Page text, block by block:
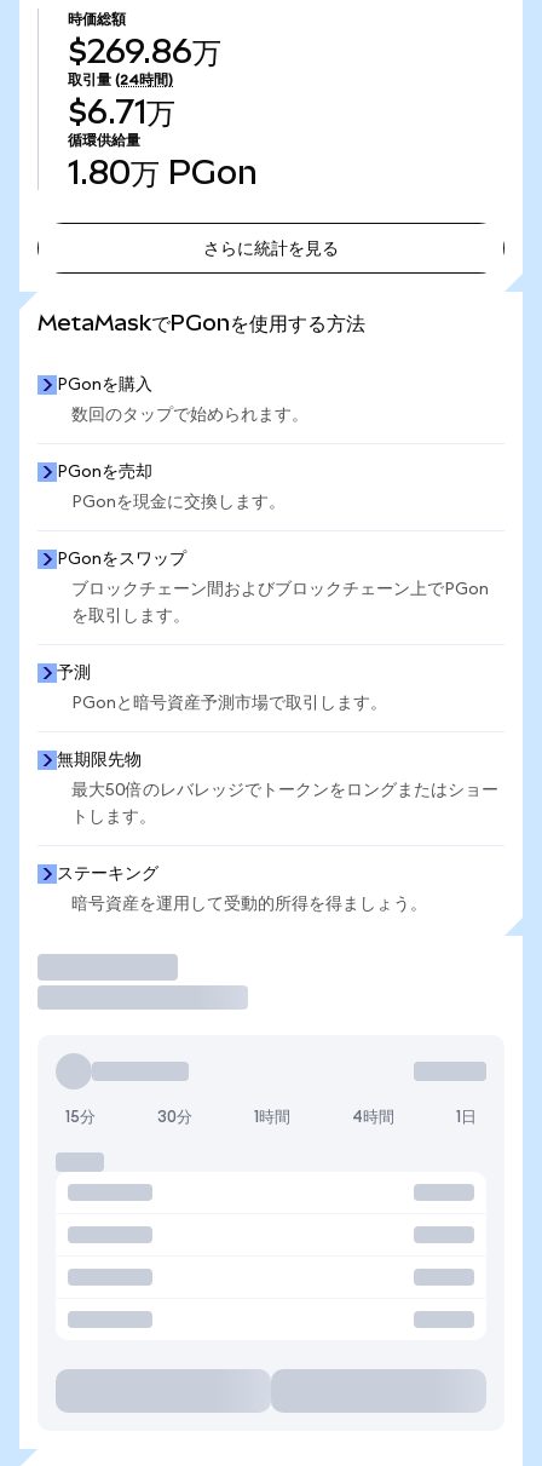
時価総額
$269.86万
取引量 (24時間)
$6.71万
循環供給量
1.80万 PGon
さらに統計を見る
MetaMaskでPGonを使用する方法
PGonを購入
数回のタップで始められます。
PGonを売却
PGonを現金に交換します。
PGonをスワップ
ブロックチェーン間およびブロックチェーン上でPGon
を取引します。
予測
PGonと暗号資産予測市場で取引します。
無期限先物
最大50倍のレバレッジでトークンをロングまたはショー
トします。
ステーキング
暗号資産を運用して受動的所得を得ましょう。
15分 30分 1時間 4時間 1日